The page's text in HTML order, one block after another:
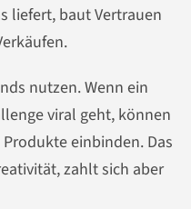
liefert, baut Vertrauen
nutzen. Wenn ein
viral geht, können
einbinden. Das
zahlt sich aber